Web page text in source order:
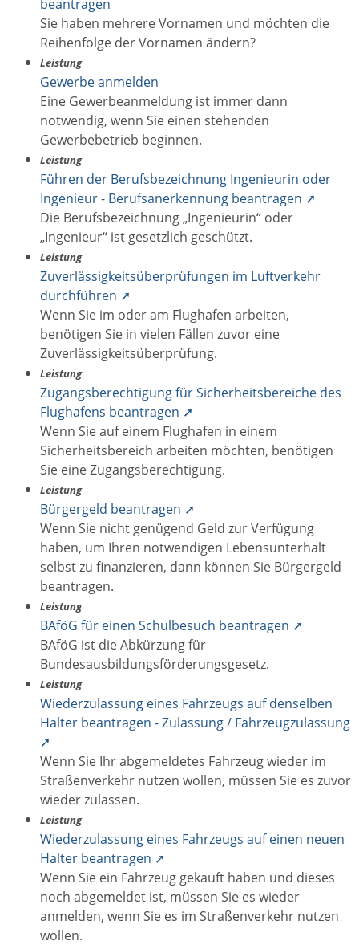
beantragen
Sie haben mehrere Vornamen und möchten die
Reihenfolge der Vornamen ändern?
Leistung
Gewerbe anmelden
Eine Gewerbeanmeldung ist immer dann
notwendig, wenn Sie einen stehenden
Gewerbebetrieb beginnen.
Leistung
Führen der Berufsbezeichnung Ingenieurin oder
Ingenieur - Berufsanerkennung beantragen ➚
Die Berufsbezeichnung „Ingenieurin“ oder
„Ingenieur“ ist gesetzlich geschützt.
Leistung
Zuverlässigkeitsüberprüfungen im Luftverkehr
durchführen ➚
Wenn Sie im oder am Flughafen arbeiten,
benötigen Sie in vielen Fällen zuvor eine
Zuverlässigkeitsüberprüfung.
Leistung
Zugangsberechtigung für Sicherheitsbereiche des
Flughafens beantragen ➚
Wenn Sie auf einem Flughafen in einem
Sicherheitsbereich arbeiten möchten, benötigen
Sie eine Zugangsberechtigung.
Leistung
Bürgergeld beantragen ➚
Wenn Sie nicht genügend Geld zur Verfügung
haben, um Ihren notwendigen Lebensunterhalt
selbst zu finanzieren, dann können Sie Bürgergeld
beantragen.
Leistung
BAföG für einen Schulbesuch beantragen ➚
BAföG ist die Abkürzung für
Bundesausbildungsförderungsgesetz.
Leistung
Wiederzulassung eines Fahrzeugs auf denselben
Halter beantragen - Zulassung / Fahrzeugzulassung
➚
Wenn Sie Ihr abgemeldetes Fahrzeug wieder im
Straßenverkehr nutzen wollen, müssen Sie es zuvor
wieder zulassen.
Leistung
Wiederzulassung eines Fahrzeugs auf einen neuen
Halter beantragen ➚
Wenn Sie ein Fahrzeug gekauft haben und dieses
noch abgemeldet ist, müssen Sie es wieder
anmelden, wenn Sie es im Straßenverkehr nutzen
wollen.